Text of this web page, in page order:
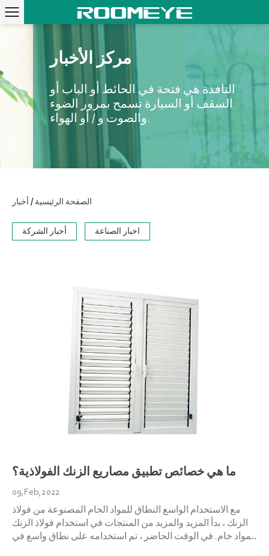
مركز الأخبار
النافذة هي فتحة في الحائط أو الباب أو
السقف أو السيارة تسمح بمرور الضوء
والصوت و / أو الهواء.
الصفحة الرئيسية/ أخبار
أخبار الشركة اخبار الصناعة
ما هي خصائص تطبيق مصاريع الزنك الفولاذية؟
09,Feb,2022
مع الاستخدام الواسع النطاق للمواد الخام المصنوعة من فولاذ
الزنك ، بدأ المزيد والمزيد من المنتجات في استخدام فولاذ الزنك
كمواد خام. في الوقت الحاضر ، تم استخدامه على نطاق واسع في